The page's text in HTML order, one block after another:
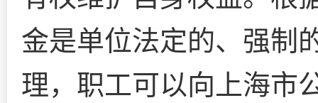
金是单位法定的、强制
理，职工可以向上海市